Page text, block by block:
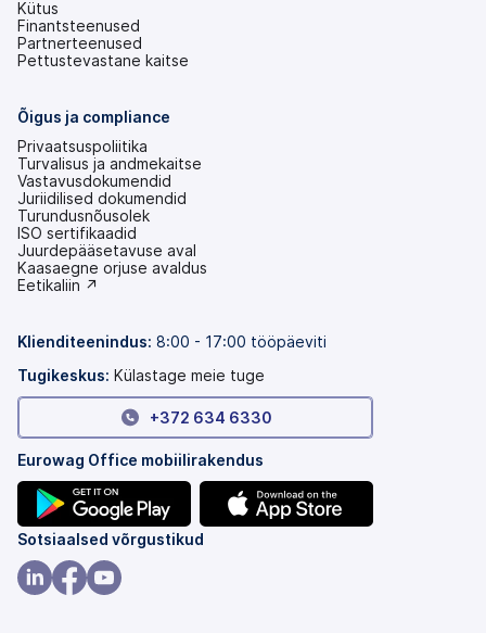
Kütus
Finantsteenused
Partnerteenused
Pettustevastane kaitse
Õigus ja compliance
Privaatsuspoliitika
Turvalisus ja andmekaitse
Vastavusdokumendid
Juriidilised dokumendid
Turundusnõusolek
ISO sertifikaadid
Juurdepääsetavuse aval
(avaneb
uuel
Kaasaegne orjuse avaldus
(avaneb
Eetikaliin ↗
Klienditeenindus: 8:00 - 17:00 tööpäeviti
Tugikeskus: Külastage meie tuge
+372 634 6330
Eurowag Office mobiilirakendus
(avaneb
uuel
vahekaardil)
(avaneb
Sotsiaalsed võrgustikud